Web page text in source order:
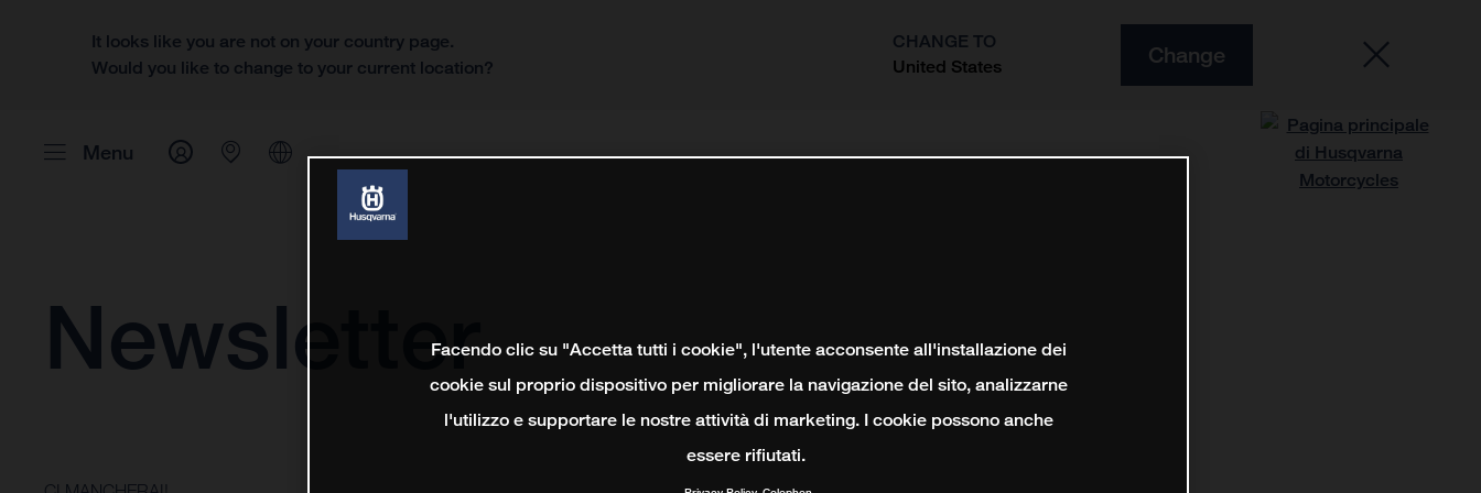
It looks like you are not on your country page.
Would you like to change to your current location?
CHANGE TO
United States
Change
Menu
NewsletterFacendo clic su "Accetta tutti i cookie", l'utente acconsente all'installazione dei
cookie sul proprio dispositivo per migliorare la navigazione del sito, analizzarne
l'utilizzo e supportare le nostre attività di marketing. I cookie possono anche
essere rifiutati.